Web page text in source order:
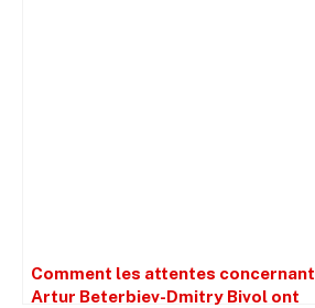
Comment les attentes concernant
Artur Beterbiev-Dmitry Bivol ont